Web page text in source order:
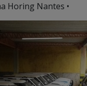
Horing Nantes •